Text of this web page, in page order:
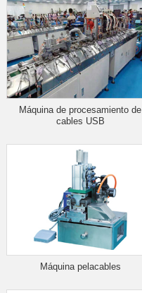
Máquina de procesamiento de
cables USB
Máquina pelacables